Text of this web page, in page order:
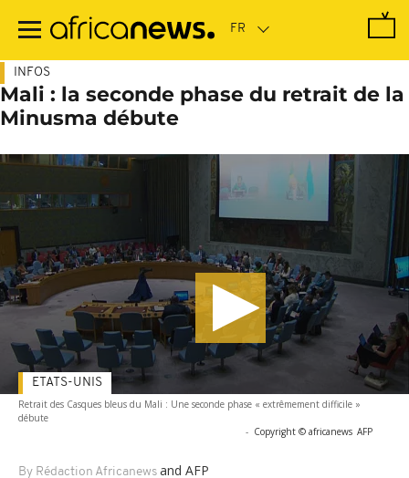
contenu
INFOS
Mali : la seconde phase du retrait de la
Minusma débute
Retrait des Casques bleus du Mali : Une seconde phase « extrêmement difficile »
débute
- Copyright © africanews AFP
By Rédaction Africanews and AFP
ETATS-UNIS